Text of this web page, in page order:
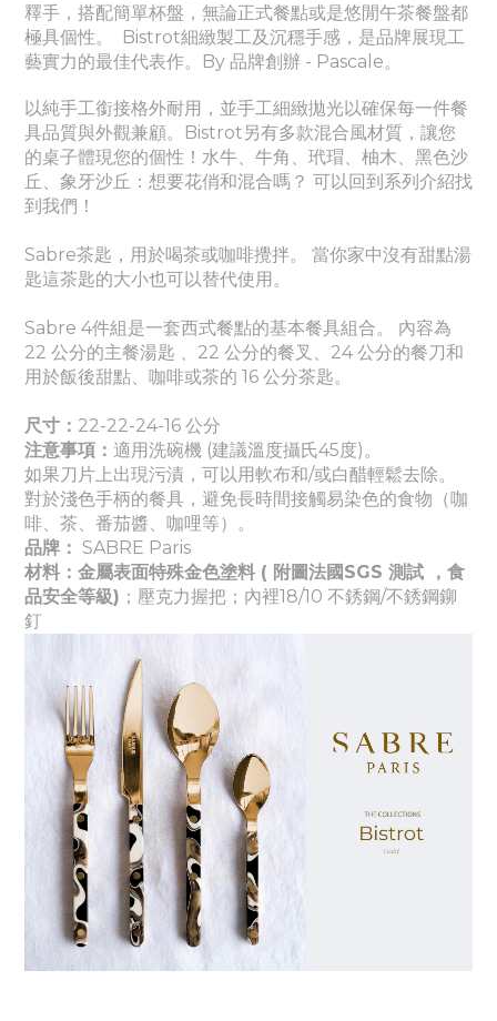
釋手，搭配簡單杯盤，無論正式餐點或是悠閒午茶餐盤都
極具個性。
Bistrot細緻製工及沉穩手感，是品牌展現工
藝實力的最佳代表作。By 品牌創辦 - Pascale。
以純手工銜接格外耐用，並手工細緻拋光以確保每一件餐
具品質與外觀兼顧。Bistrot另有多款混合風材質，讓您
的桌子體現您的個性！水牛、牛角、玳瑁、柚木、黑色沙
丘、象牙沙丘：想要花俏和混合嗎？ 可以回到系列介紹找
到我們！
Sabre茶匙，用於喝茶或咖啡攪拌。 當你家中沒有甜點湯
匙這茶匙的大小也可以替代使用。
Sabre 4件組是一套西式餐點的基本餐具組合。 內容為
22 公分的主餐湯匙 、22 公分的餐叉、24 公分的餐刀和
用於飯後甜點、咖啡或茶的 16 公分茶匙。
尺寸： 22-22-24-16 公分
注意事項： 適用洗碗機 (建議溫度攝氏45度)。
如果刀片上出現污漬，可以用軟布和/或白醋輕鬆去除。
對於淺色手柄的餐具，避免長時間接觸易染色的食物（咖
啡、茶、番茄醬、咖哩等）。
品牌： SABRE Paris
材料：金屬表面特殊金色塗料 ( 附圖法國SGS 測試 ，食
品安全等級) ；壓克力握把 ； 內裡18/10 不銹鋼/不銹鋼鉚
釘